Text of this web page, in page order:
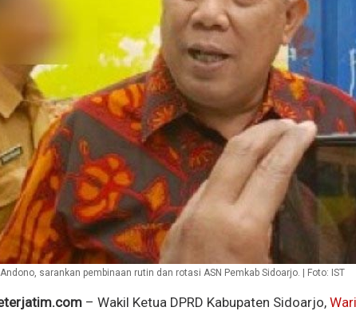
Andono, sarankan pembinaan rutin dan rotasi ASN Pemkab Sidoarjo. | Foto: IST
– Wakil Ketua DPRD Kabupaten Sidoarjo,